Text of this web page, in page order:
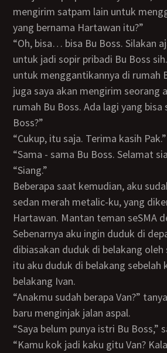
mengirim satpam lain untuk
yang bernama Hartawan itu?”
“Oh, bisa… bisa Bu Boss. Silakan aja kalau terpakai
untuk jadi sopir pribadi Bu Boss
untuk menggantikannya di rumah
juga saya akan mengirim seorang
rumah Bu Boss. Ada lagi yang bisa
Boss?”
“Cukup, itu saja. Terima kasih Pak.”
“Sama - sama Bu Boss. Selamat
“Siang.”
Beberapa saat kemudian, aku sudah berada di dalam
sedan merah metalic-ku, yang
Hartawan. Mantan teman seSMA
Sebenarnya aku ingin duduk di depan, tapi aku sudah
dibiasakan duduk di belakang oleh
itu aku duduk di belakang sebelah
belakang Ivan.
“Anakmu sudah berapa Van?” tanyaku ketika sedanku
baru menginjak jalan aspal.
“Saya belum punya istri Bu Boss,”
“Kamu kok jadi kaku gitu Van? Kalau sedang